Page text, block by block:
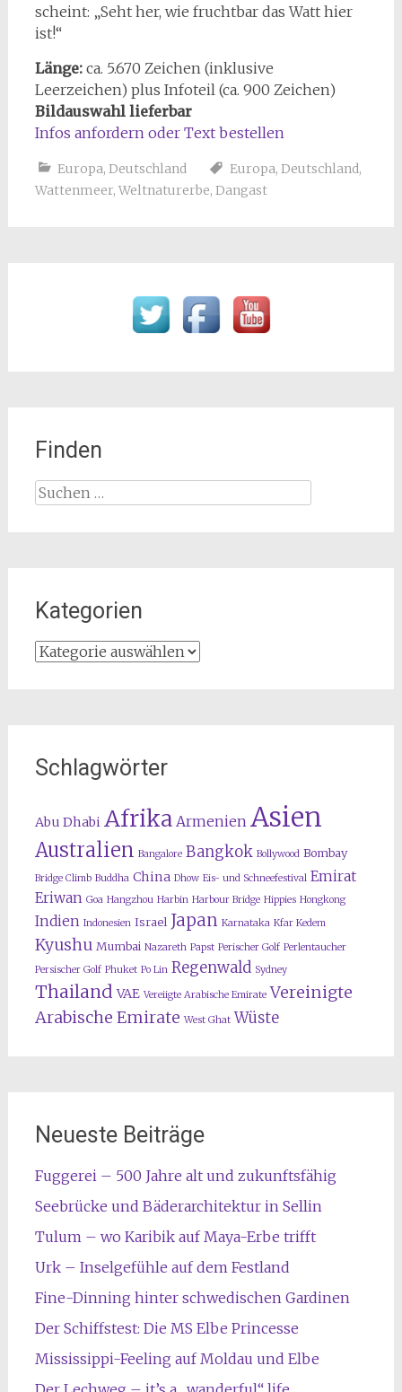
scheint: „Seht her, wie fruchtbar das Watt hier
ist!“
Länge: ca. 5.670 Zeichen (inklusive
Leerzeichen) plus Infoteil (ca. 900 Zeichen)
Bildauswahl lieferbar
Infos anfordern oder Text bestellen
Europa, Deutschland Europa, Deutschland,
Wattenmeer, Weltnaturerbe, Dangast
Finden
Suchen
nach:
Kategorien
Kategorien
Schlagwörter
Abu Dhabi Afrika Armenien Asien
Australien Bangalore Bangkok Bollywood Bombay
Bridge Climb Buddha China Dhow Eis- und Schneefestival Emirat
Eriwan Goa Hangzhou Harbin Harbour Bridge Hippies Hongkong
Indien Indonesien Israel Japan Karnataka Kfar Kedem
Kyushu Mumbai Nazareth Papst Perischer Golf Perlentaucher
Persischer Golf Phuket Po Lin Regenwald Sydney
Thailand VAE Vereiigte Arabische Emirate Vereinigte
Arabische Emirate West Ghat Wüste
Neueste Beiträge
Fuggerei – 500 Jahre alt und zukunftsfähig
Seebrücke und Bäderarchitektur in Sellin
Tulum – wo Karibik auf Maya-Erbe trifft
Urk – Inselgefühle auf dem Festland
Fine-Dinning hinter schwedischen Gardinen
Der Schiffstest: Die MS Elbe Princesse
Mississippi-Feeling auf Moldau und Elbe